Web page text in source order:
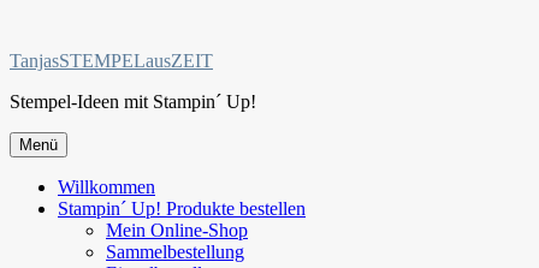
springen
TanjasSTEMPELausZEIT
Stempel-Ideen mit Stampin´ Up!
Menü
Willkommen
Stampin´ Up! Produkte bestellen
Mein Online-Shop
Sammelbestellung